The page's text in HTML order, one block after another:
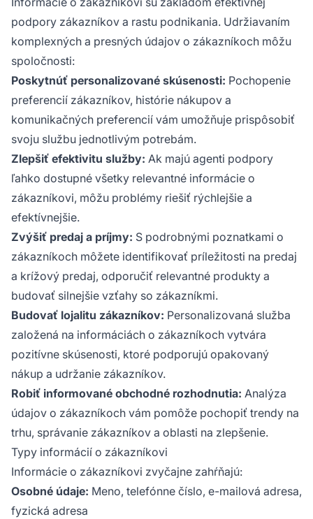
podpory zákazníkov a rastu podnikania. Udržiavaním
komplexných a presných údajov o zákazníkoch môžu
spoločnosti:
Poskytnúť personalizované skúsenosti: Pochopenie
preferencií zákazníkov, histórie nákupov a
komunikačných preferencií vám umožňuje prispôsobiť
svoju službu jednotlivým potrebám.
Zlepšiť efektivitu služby: Ak majú agenti podpory
ľahko dostupné všetky relevantné informácie o
zákazníkovi, môžu problémy riešiť rýchlejšie a
efektívnejšie.
Zvýšiť predaj a príjmy: S podrobnými poznatkami o
zákazníkoch môžete identifikovať príležitosti na predaj
a krížový predaj, odporučiť relevantné produkty a
budovať silnejšie vzťahy so zákazníkmi.
Budovať lojalitu zákazníkov: Personalizovaná služba
založená na informáciách o zákazníkoch vytvára
pozitívne skúsenosti, ktoré podporujú opakovaný
nákup a udržanie zákazníkov.
Robiť informované obchodné rozhodnutia: Analýza
údajov o zákazníkoch vám pomôže pochopiť trendy na
trhu, správanie zákazníkov a oblasti na zlepšenie.
Typy informácií o zákazníkovi
Informácie o zákazníkovi zvyčajne zahŕňajú:
Osobné údaje: Meno, telefónne číslo, e-mailová adresa,
fyzická adresa